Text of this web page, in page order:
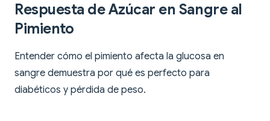
Respuesta de Azúcar en Sangre al
Pimiento
Entender cómo el pimiento afecta la glucosa en
sangre demuestra por qué es perfecto para
diabéticos y pérdida de peso.